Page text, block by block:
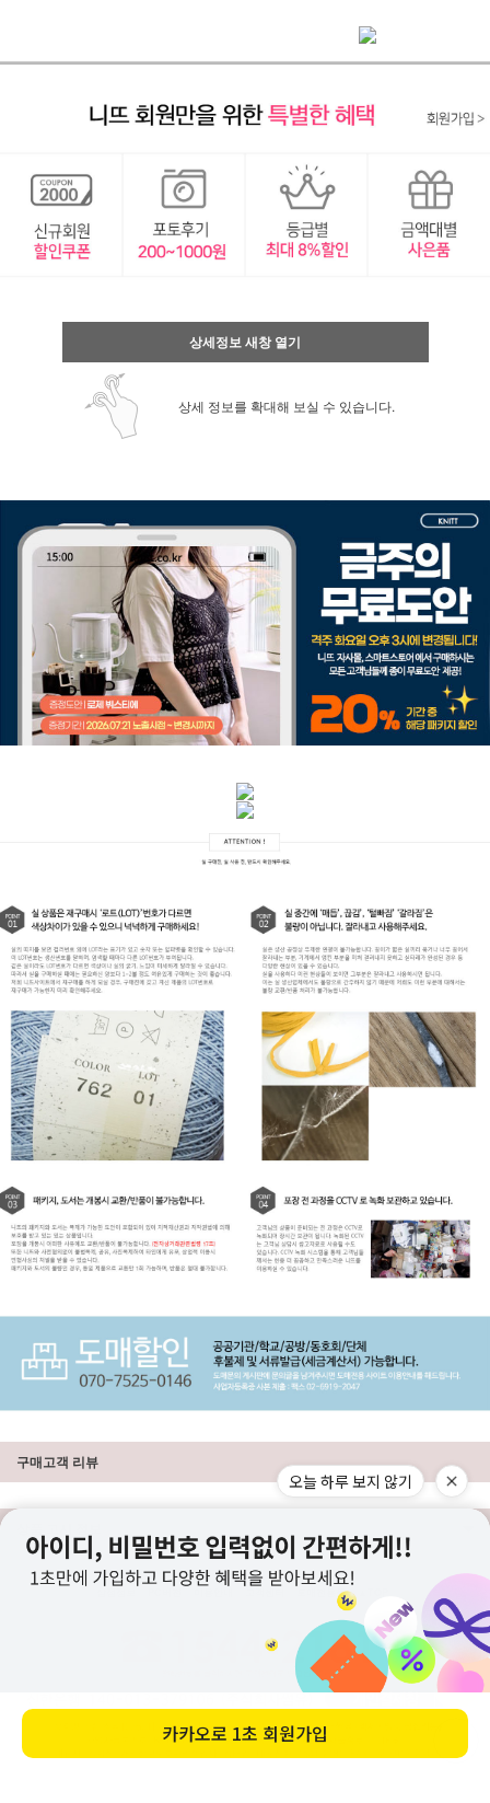
상세정보 새창 열기
상세 정보를 확대해 보실 수 있습니다.
구매고객 리뷰
도매전용몰
오늘 하루 보지 않기
카카오로 1초 회원가입